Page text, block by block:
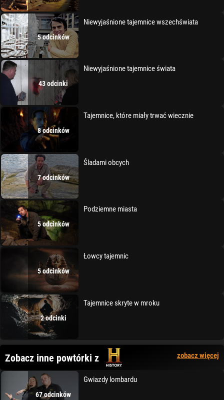
5 odcinków
Niewyjaśnione tajemnice wszechświata
43 odcinki
Niewyjaśnione tajemnice świata
8 odcinków
Tajemnice, które miały trwać wiecznie
7 odcinków
Śladami obcych
5 odcinków
Podziemne miasta
5 odcinków
Łowcy tajemnic
2 odcinki
Tajemnice skryte w mroku
Zobacz inne powtórki z zobacz więcej
67 odcinków
Gwiazdy lombardu